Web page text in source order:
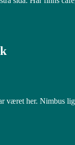
været her. Nimbus